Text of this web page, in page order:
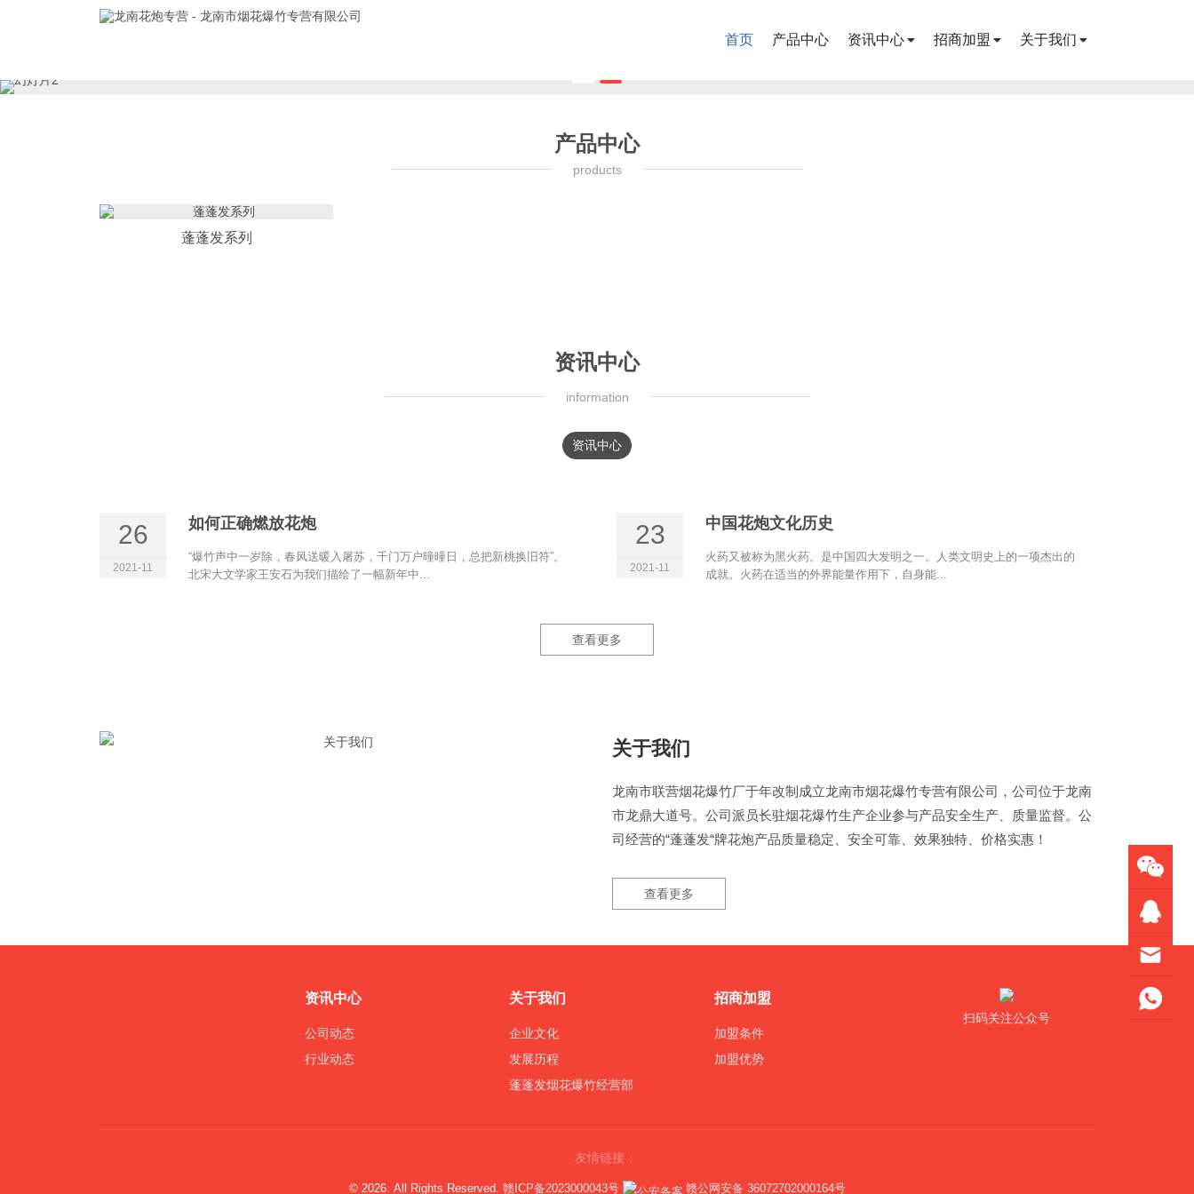
首页 产品中心 资讯中心 招商加盟 关于我们
产品中心
products
蓬蓬发系列
资讯中心
information
资讯中心
26
2021-11
如何正确燃放花炮
“爆竹声中一岁除，春风送暖入屠苏，千门万户曈曈日，总把新桃换旧符”。
北宋大文学家王安石为我们描绘了一幅新年中...
23
2021-11
中国花炮文化历史
火药又被称为黑火药。是中国四大发明之一。人类文明史上的一项杰出的
成就。火药在适当的外界能量作用下，自身能...
查看更多
关于我们
龙南市联营烟花爆竹厂于年改制成立龙南市烟花爆竹专营有限公司，公司位于龙南
市龙鼎大道号。公司派员长驻烟花爆竹生产企业参与产品安全生产、质量监督。公
司经营的“蓬蓬发“牌花炮产品质量稳定、安全可靠、效果独特、价格实惠！
查看更多
资讯中心
公司动态
行业动态
关于我们
企业文化
发展历程
蓬蓬发烟花爆竹经营部
招商加盟
加盟条件
加盟优势
扫码关注公众号
友情链接：
© 2026. All Rights Reserved. 赣ICP备2023000043号 赣公网安备 36072702000164号